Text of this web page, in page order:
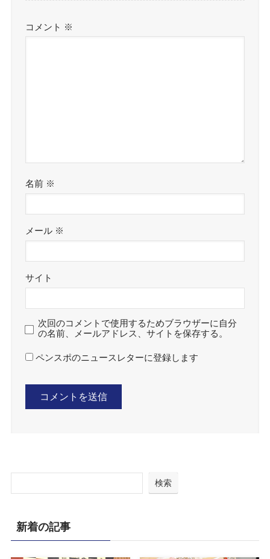
コメント ※
名前 ※
メール ※
サイト
次回のコメントで使用するためブラウザーに自分
の名前、メールアドレス、サイトを保存する。
ペンスポのニュースレターに登録します
検索
新着の記事